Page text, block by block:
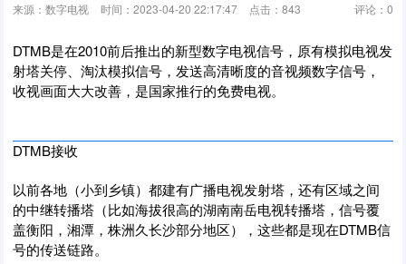
来源：数字电视 时间：2023-04-20 22:17:47 点击：843 评论： 0
DTMB是在2010前后推出的新型数字电视信号，原有模拟电视发
射塔关停、淘汰模拟信号，发送高清晰度的音视频数字信号，
收视画面大大改善，是国家推行的免费电视。
DTMB接收
以前各地（小到乡镇）都建有广播电视发射塔，还有区域之间
的中继转播塔（比如海拔很高的湖南南岳电视转播塔，信号覆
盖衡阳，湘潭，株洲久长沙部分地区），这些都是现在DTMB信
号的传送链路。